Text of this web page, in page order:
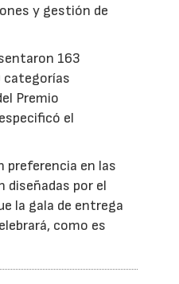
y gestión de
163
categorías
Premio
el
preferencia en las
diseñadas por el
la gala de entrega
como es